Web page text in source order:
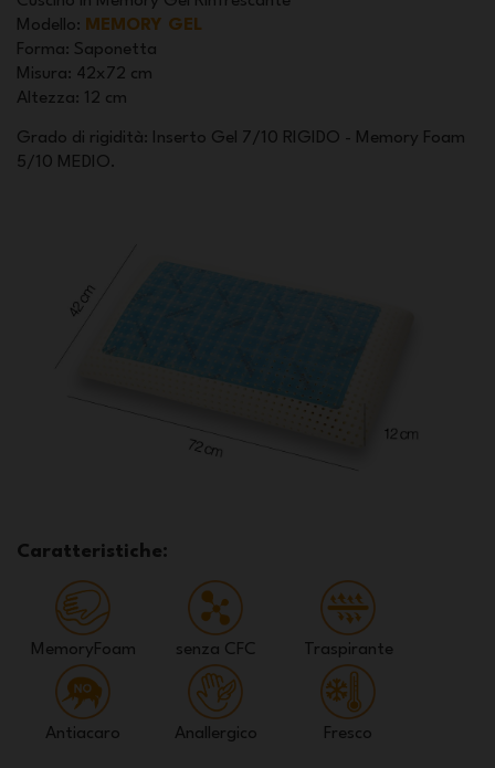
Modello: MEMORY GEL
Forma: Saponetta
Misura: 42x72 cm
Altezza: 12 cm
Grado di rigidità: Inserto Gel 7/10 RIGIDO - Memory Foam
5/10 MEDIO.
Caratteristiche:
MemoryFoam senza CFC Traspirante
Antiacaro Anallergico Fresco